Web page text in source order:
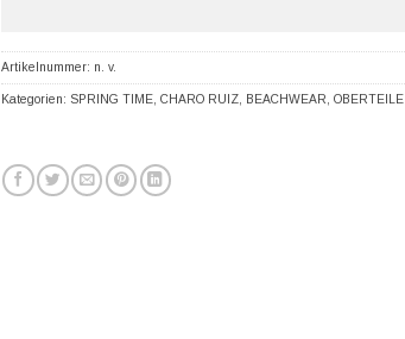
Artikelnummer: n. v.
Kategorien: SPRING TIME, CHARO RUIZ, BEACHWEAR, OBERTEILE